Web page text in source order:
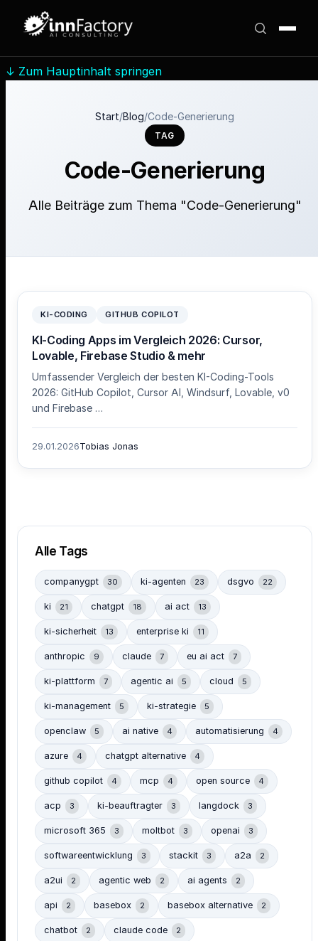
↓ Zum Hauptinhalt springen
Start/Blog/Code-Generierung
TAG
Code-Generierung
Alle Beiträge zum Thema "Code-Generierung"
KI-CODING GITHUB COPILOT
KI-Coding Apps im Vergleich 2026: Cursor,
Lovable, Firebase Studio & mehr
Umfassender Vergleich der besten KI-Coding-Tools
2026: GitHub Copilot, Cursor AI, Windsurf, Lovable, v0
und Firebase …
29.01.2026Tobias Jonas
Alle Tags
companygpt 30 ki-agenten 23 dsgvo 22
ki 21 chatgpt 18 ai act 13
ki-sicherheit 13 enterprise ki 11
anthropic 9 claude 7 eu ai act 7
ki-plattform 7 agentic ai 5 cloud 5
ki-management 5 ki-strategie 5
openclaw 5 ai native 4 automatisierung 4
azure 4 chatgpt alternative 4
github copilot 4 mcp 4 open source 4
acp 3 ki-beauftragter 3 langdock 3
microsoft 365 3 moltbot 3 openai 3
softwareentwicklung 3 stackit 3 a2a 2
a2ui 2 agentic web 2 ai agents 2
api 2 basebox 2 basebox alternative 2
chatbot 2 claude code 2